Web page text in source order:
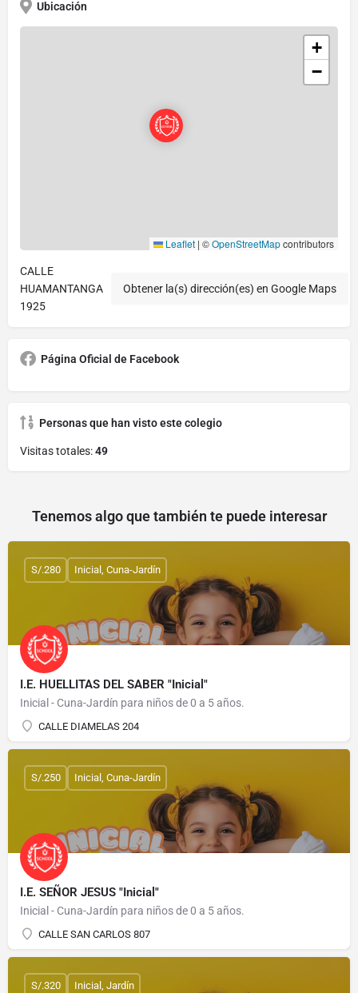
Ubicación
+
−
Leaflet | ©OpenStreetMapcontributors
CALLE
HUAMANTANGA
1925
Obtener la(s) dirección(es) en Google Maps
Página Oficial de Facebook
Personas que han visto este colegio
Visitas totales:49
Tenemos algo que también te puede interesar
I.E. HUELLITAS DEL SABER "Inicial"
Inicial - Cuna-Jardín para niños de 0 a 5 años.
CALLE DIAMELAS 204
S/.280 Inicial, Cuna-Jardín
I.E. SEÑOR JESUS "Inicial"
Inicial - Cuna-Jardín para niños de 0 a 5 años.
CALLE SAN CARLOS 807
S/.250 Inicial, Cuna-Jardín
S/.320 Inicial, Jardín